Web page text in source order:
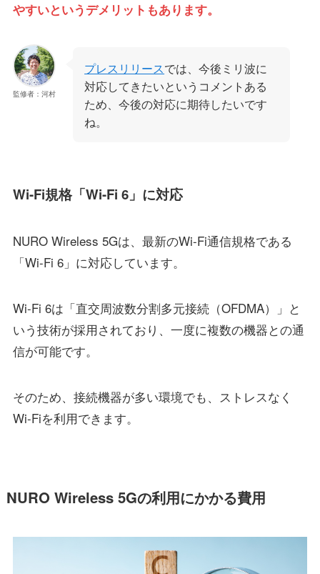
やすいというデメリットもあります。
監修者：河村
プレスリリースでは、今後ミリ波に
対応してきたいというコメントある
ため、今後の対応に期待したいです
ね。
Wi-Fi規格「Wi-Fi 6」に対応
NURO Wireless 5Gは、最新のWi-Fi通信規格である
「Wi-Fi 6」に対応しています。
Wi-Fi 6は「直交周波数分割多元接続（OFDMA）」と
いう技術が採用されており、一度に複数の機器との通
信が可能です。
そのため、接続機器が多い環境でも、ストレスなく
Wi-Fiを利用できます。
NURO Wireless 5Gの利用にかかる費用